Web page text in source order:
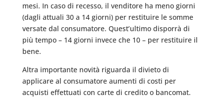
mesi. In caso di recesso, il venditore ha meno giorni
(dagli attuali 30 a 14 giorni) per restituire le somme
versate dal consumatore. Quest’ultimo disporrà di
più tempo – 14 giorni invece che 10 – per restituire il
bene.
Altra importante novità riguarda il divieto di
applicare al consumatore aumenti di costi per
acquisti effettuati con carte di credito o bancomat.